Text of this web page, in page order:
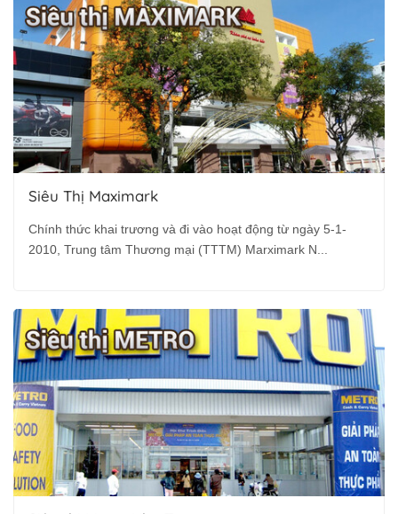
Siêu Thị Maximark
Chính thức khai trương và đi vào hoạt động từ ngày 5-1-
2010, Trung tâm Thương mại (TTTM) Marximark N...